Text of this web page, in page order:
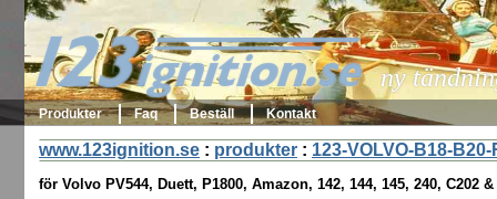
123ignition.se ny
Produkter Faq Beställ Kontakt
www.123ignition.se : produkter : 123-VOLVO-B18-B20-
för Volvo PV544, Duett, P1800, Amazon, 142, 144, 145, 240, C202